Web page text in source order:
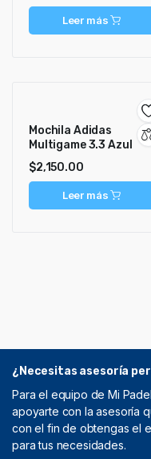
Leer más
Mochila Adidas
Multigame 3.3 Azul
$2,150.00
Leer más
¿Necesitas asesoría
Para el equipo de Mi
apoyarte con la asesoría
con el fin de obtengas el
para tus necesidades.